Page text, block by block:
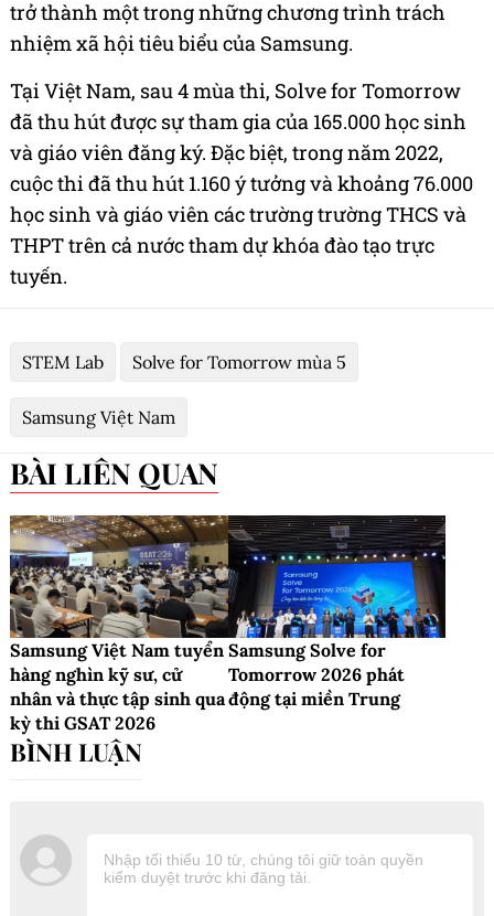
trở thành một trong những chương trình trách
nhiệm xã hội tiêu biểu của Samsung.
Tại Việt Nam, sau 4 mùa thi, Solve for Tomorrow
đã thu hút được sự tham gia của 165.000 học sinh
và giáo viên đăng ký. Đặc biệt, trong năm 2022,
cuộc thi đã thu hút 1.160 ý tưởng và khoảng 76.000
học sinh và giáo viên các trường trường THCS và
THPT trên cả nước tham dự khóa đào tạo trực
tuyến.
STEM Lab Solve for Tomorrow mùa 5
Samsung Việt Nam
BÀI LIÊN QUAN
Samsung Việt Nam tuyển
hàng nghìn kỹ sư, cử
nhân và thực tập sinh qua
kỳ thi GSAT 2026
Samsung Solve for
Tomorrow 2026 phát
động tại miền Trung